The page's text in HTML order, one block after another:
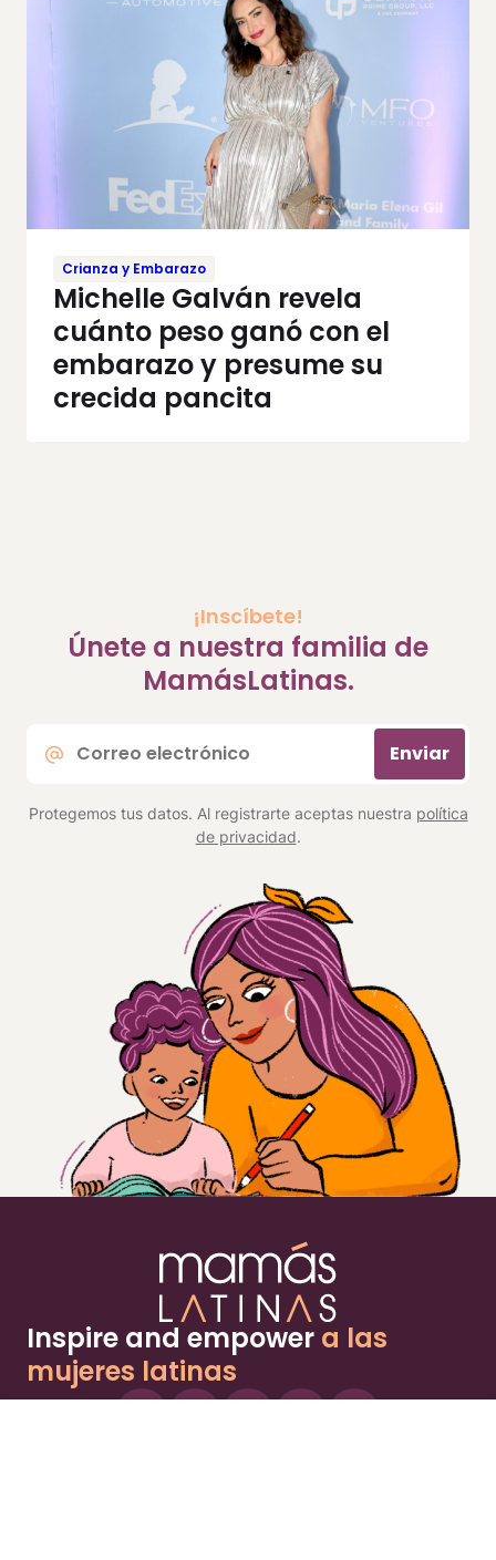
Crianza y Embarazo
Michelle Galván revela
cuánto peso ganó con el
embarazo y presume su
crecida pancita
¡Inscíbete!
Únete a nuestra familia de
MamásLatinas.
electrónico
Enviar
Protegemos tus datos. Al registrarte aceptas nuestra política
de privacidad.
Inspire and empower a las
mujeres latinas